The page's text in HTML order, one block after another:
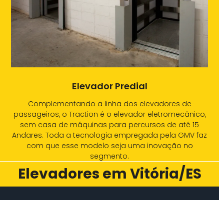
Elevador Predial
Complementando a linha dos elevadores de
passageiros, o Traction é o elevador eletromecânico,
sem casa de máquinas para percursos de até 15
Andares. Toda a tecnologia empregada pela GMV faz
com que esse modelo seja uma inovação no
segmento.
Elevadores em Vitória/ES